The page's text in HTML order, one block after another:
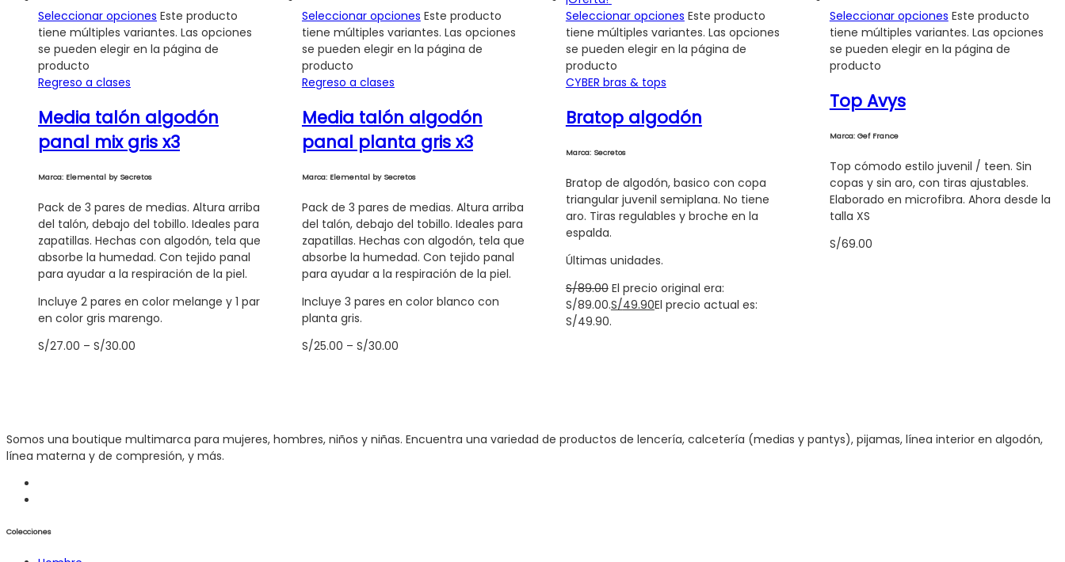
Seleccionar opciones Este producto
tiene múltiples variantes. Las opciones
se pueden elegir en la página de
producto
Regreso a clases
Media talón algodón
panal mix gris x3
Marca: Elemental by Secretos
Pack de 3 pares de medias. Altura arriba
del talón, debajo del tobillo. Ideales para
zapatillas. Hechas con algodón, tela que
absorbe la humedad. Con tejido panal
para ayudar a la respiración de la piel.
Incluye 2 pares en color melange y 1 par
en color gris marengo.
S/27.00 – S/30.00
Seleccionar opciones Este producto
tiene múltiples variantes. Las opciones
se pueden elegir en la página de
producto
Regreso a clases
Media talón algodón
panal planta gris x3
Marca: Elemental by Secretos
Pack de 3 pares de medias. Altura arriba
del talón, debajo del tobillo. Ideales para
zapatillas. Hechas con algodón, tela que
absorbe la humedad. Con tejido panal
para ayudar a la respiración de la piel.
Incluye 3 pares en color blanco con
planta gris.
S/25.00 – S/30.00
Seleccionar opciones Este producto
tiene múltiples variantes. Las opciones
se pueden elegir en la página de
producto
CYBER bras & tops
Bratop algodón
Marca: Secretos
Bratop de algodón, basico con copa
triangular juvenil semiplana. No tiene
aro. Tiras regulables y broche en la
espalda.
Últimas unidades.
S/89.00 El precio original era:
S/89.00.S/49.90El precio actual es:
S/49.90.
Seleccionar opciones Este producto
tiene múltiples variantes. Las opciones
se pueden elegir en la página de
producto
Top Avys
Marca: Gef France
Top cómodo estilo juvenil / teen. Sin
copas y sin aro, con tiras ajustables.
Elaborado en microfibra. Ahora desde la
talla XS
S/69.00
Somos una boutique multimarca para mujeres, hombres, niños y niñas. Encuentra una variedad de productos de lencería, calcetería (medias y pantys), pijamas, línea interior en algodón,
línea materna y de compresión, y más.
Colecciones